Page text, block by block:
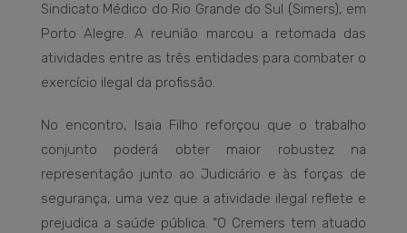
Sindicato Médico do Rio Grande do Sul (Simers), em
Porto Alegre. A reunião marcou a retomada das
atividades entre as três entidades para combater o
exercício ilegal da profissão.
No encontro, Isaia Filho reforçou que o trabalho
conjunto poderá obter maior robustez na
representação junto ao Judiciário e às forças de
segurança, uma vez que a atividade ilegal reflete e
prejudica a saúde pública. “O Cremers tem atuado